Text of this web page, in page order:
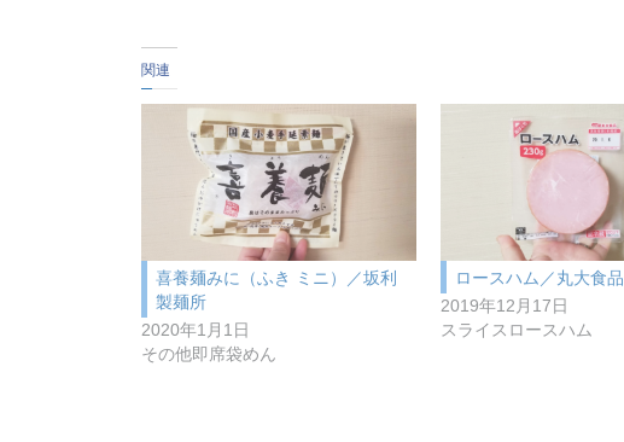
関連
喜養麺みに（ふき ミニ）／坂利
製麺所
2020年1月1日
その他即席袋めん
ロースハム／丸大食品
2019年12月17日
スライスロースハム